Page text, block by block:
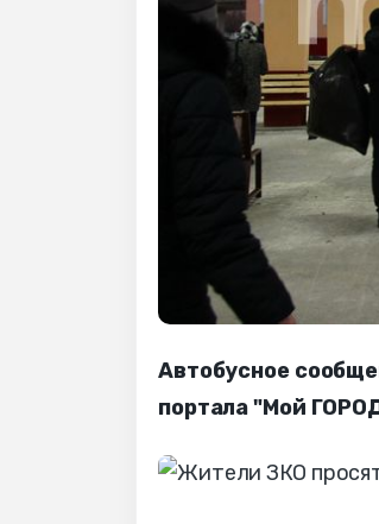
Автобусное
портала "Мой